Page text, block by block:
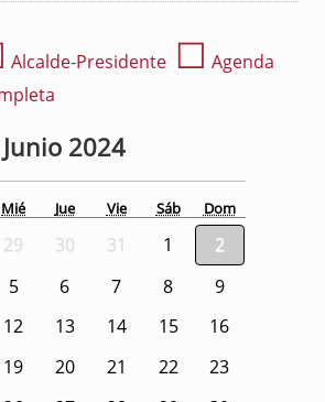
Alcalde-Presidente ☐ Agenda
Junio 2024
Mié Jue Vie Sáb Dom
29 30 31 1
2
5 6 7 8
9
12 13 14 15
16
19 20 21 22
23